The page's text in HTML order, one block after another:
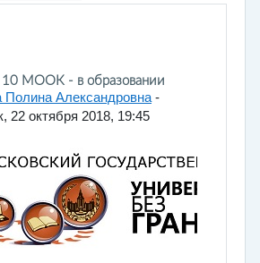
МООК - в образовании
Полина Александровна -
22 октября 2018, 19:45
0